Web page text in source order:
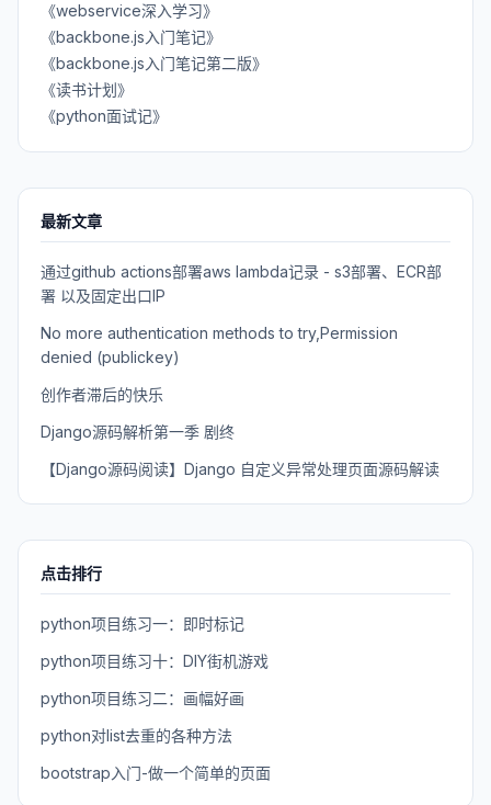
《webservice深入学习》
《backbone.js入门笔记》
《backbone.js入门笔记第二版》
《读书计划》
《python面试记》
最新文章
通过github actions部署aws lambda记录 - s3部署、ECR部
署 以及固定出口IP
No more authentication methods to try,Permission
denied (publickey)
创作者滞后的快乐
Django源码解析第一季 剧终
【Django源码阅读】Django 自定义异常处理页面源码解读
点击排行
python项目练习一：即时标记
python项目练习十：DIY街机游戏
python项目练习二：画幅好画
python对list去重的各种方法
bootstrap入门-做一个简单的页面